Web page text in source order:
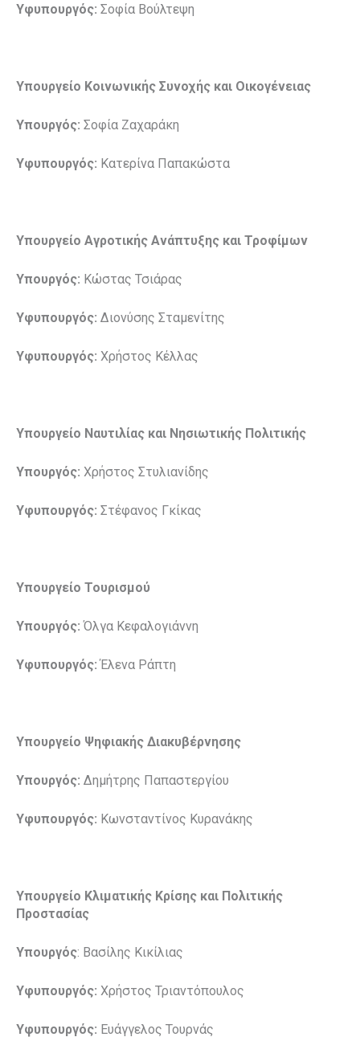
Υφυπουργός: Σοφία Βούλτεψη
Υπουργείο Κοινωνικής Συνοχής και Οικογένειας
Υπουργός: Σοφία Ζαχαράκη
Υφυπουργός: Κατερίνα Παπακώστα
Υπουργείο Αγροτικής Ανάπτυξης και Τροφίμων
Υπουργός: Κώστας Τσιάρας
Υφυπουργός: Διονύσης Σταμενίτης
Υφυπουργός: Χρήστος Κέλλας
Υπουργείο Ναυτιλίας και Νησιωτικής Πολιτικής
Υπουργός: Χρήστος Στυλιανίδης
Υφυπουργός: Στέφανος Γκίκας
Υπουργείο Τουρισμού
Υπουργός: Όλγα Κεφαλογιάννη
Υφυπουργός:Έλενα Ράπτη
Υπουργείο Ψηφιακής Διακυβέρνησης
Υπουργός: Δημήτρης Παπαστεργίου
Υφυπουργός: Κωνσταντίνος Κυρανάκης
Υπουργείο Κλιματικής Κρίσης και Πολιτικής
Προστασίας
Υπουργός: Βασίλης Κικίλιας
Υφυπουργός: Χρήστος Τριαντόπουλος
Υφυπουργός: Ευάγγελος Τουρνάς